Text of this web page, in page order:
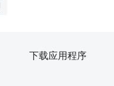
下载应用程序